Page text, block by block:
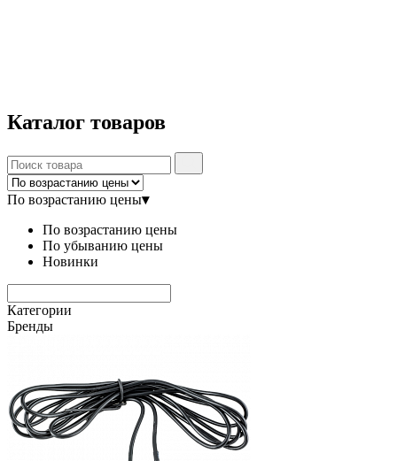
Каталог товаров
По возрастанию цены▾
По возрастанию цены
По убыванию цены
Новинки
Категории
Бренды